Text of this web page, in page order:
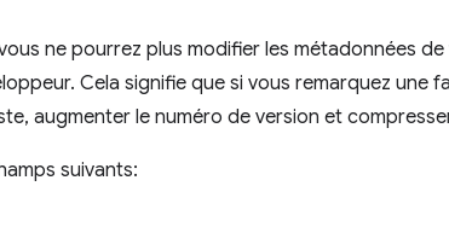
ne pourrez plus modifier les métadonnées
Cela signifie que si vous remarquez une
augmenter le numéro de version et
suivants: